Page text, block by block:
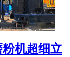
机超细立